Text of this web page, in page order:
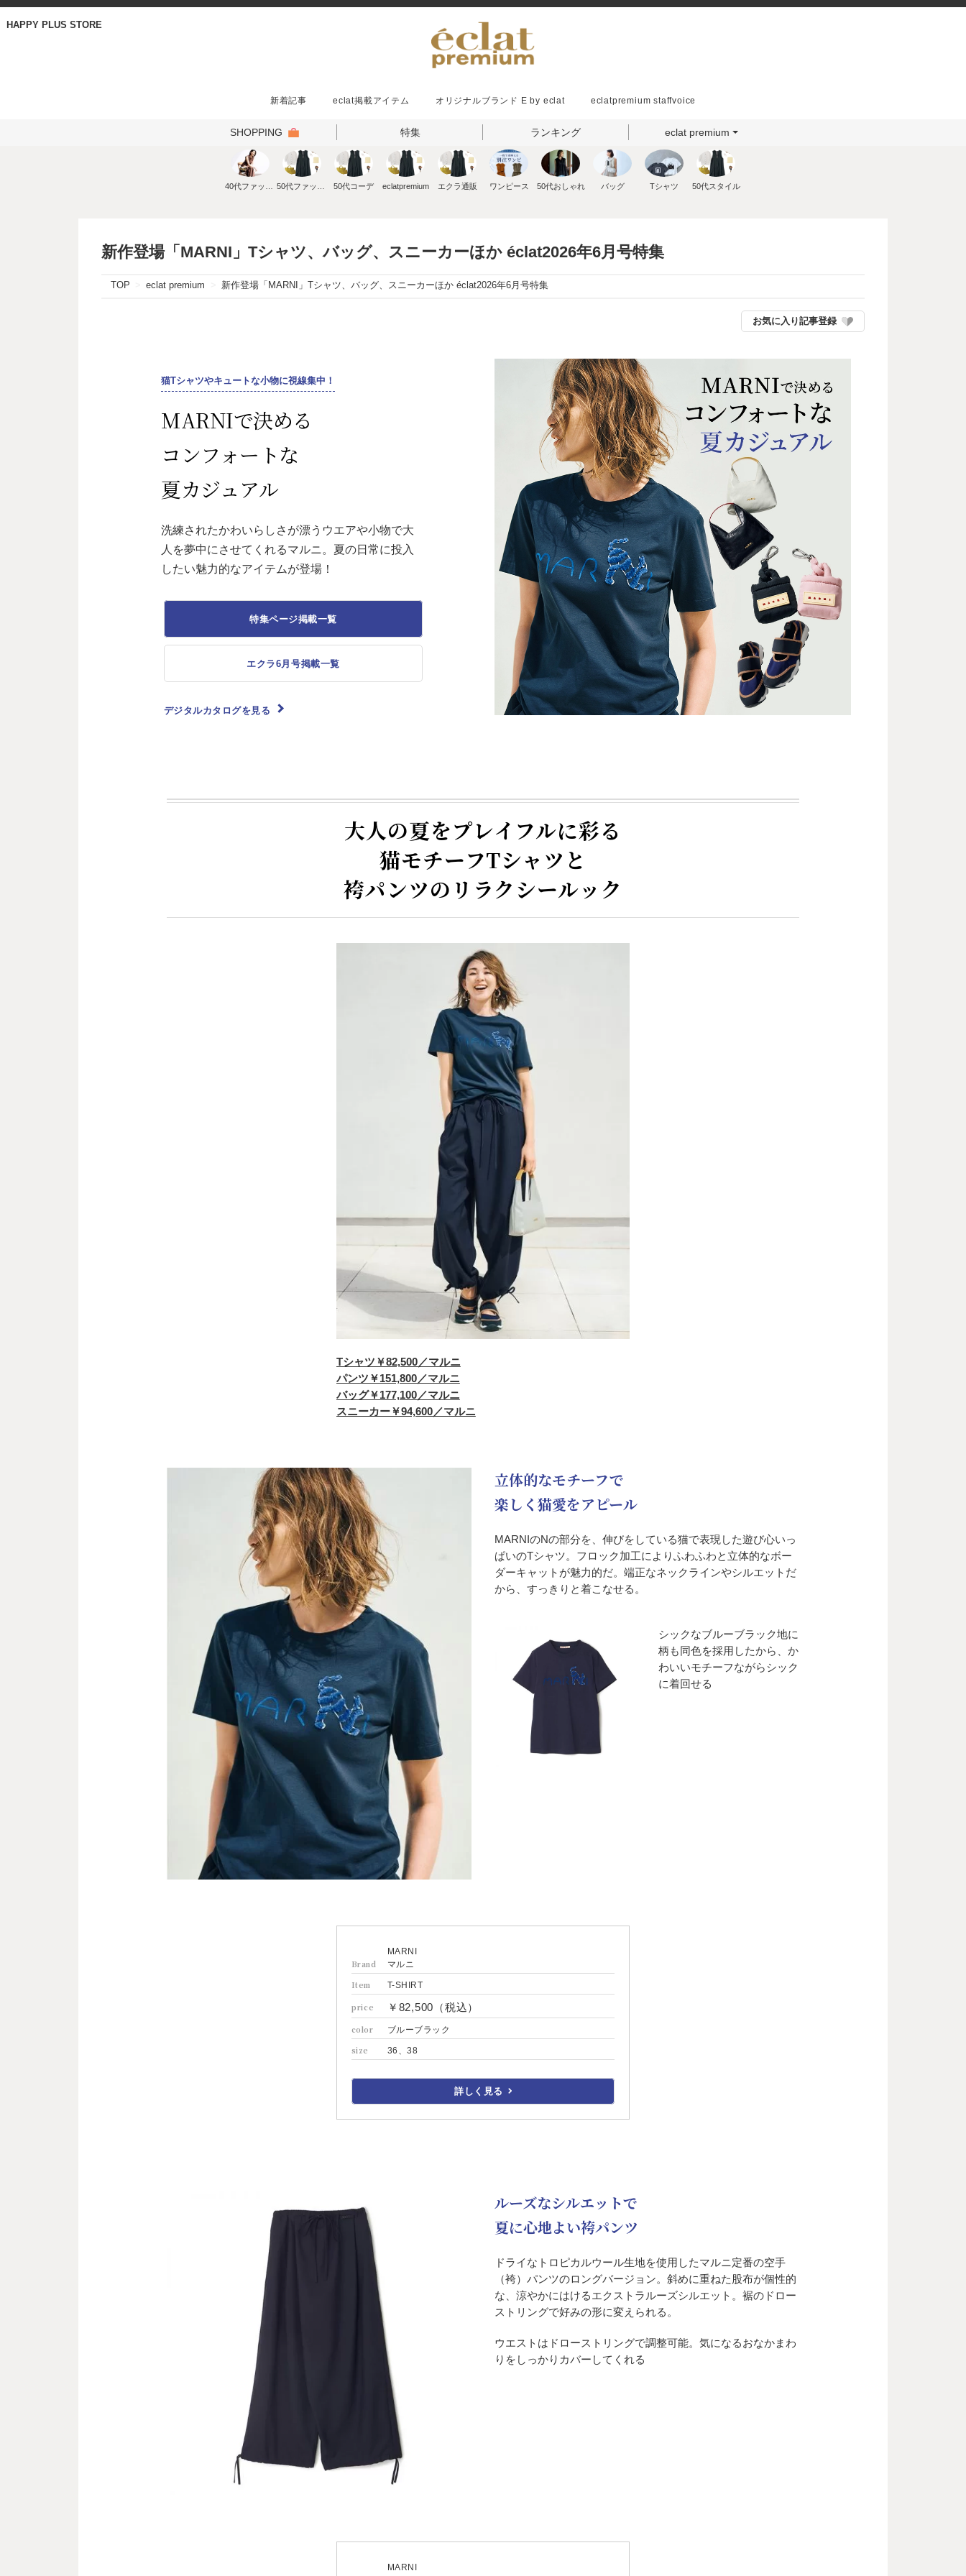
HAPPY PLUS STORE
新着記事 eclat掲載アイテム オリジナルブランド E by eclat eclatpremium staffvoice
SHOPPING 特集 ランキング eclat premium
50代コーデ eclatpremium エクラ通販 ワンピース 50代おしゃれ バッグ Tシャツ 50代スタイル
新作登場「MARNI」Tシャツ、バッグ、スニーカーほか éclat2026年6月号特集
TOP eclat premium 新作登場「MARNI」Tシャツ、バッグ、スニーカーほか éclat2026年6月号特集
お気に入り記事登録
猫Tシャツやキュートな小物に視線集中！
MARNIで決める
コンフォートな
夏カジュアル
洗練されたかわいらしさが漂うウエアや小物で大
人を夢中にさせてくれるマルニ。夏の日常に投入
したい魅力的なアイテムが登場！
特集ページ掲載一覧
エクラ6月号掲載一覧
デジタルカタログを見る
大人の夏をプレイフルに彩る
猫モチーフTシャツと
袴パンツのリラクシールック
Tシャツ￥82,500／マルニ
パンツ￥151,800／マルニ
バッグ￥177,100／マルニ
スニーカー￥94,600／マルニ
立体的なモチーフで
楽しく猫愛をアピール
MARNIのNの部分を、伸びをしている猫で表現した遊び心いっ
ぱいのTシャツ。フロック加工によりふわふわと立体的なボー
ダーキャットが魅力的だ。端正なネックラインやシルエットだ
から、すっきりと着こなせる。
シックなブルーブラック地に
柄も同色を採用したから、か
わいいモチーフながらシック
に着回せる
Brand
MARNI
マルニ
Item T-SHIRT
price ￥82,500（税込）
color ブルーブラック
size 36、38
詳しく見る
ルーズなシルエットで
夏に心地よい袴パンツ
ドライなトロピカルウール生地を使用したマルニ定番の空手
（袴）パンツのロングバージョン。斜めに重ねた股布が個性的
な、涼やかにはけるエクストラルーズシルエット。裾のドロー
ストリングで好みの形に変えられる。
ウエストはドローストリングで調整可能。気になるおなかまわ
りをしっかりカバーしてくれる
MARNI